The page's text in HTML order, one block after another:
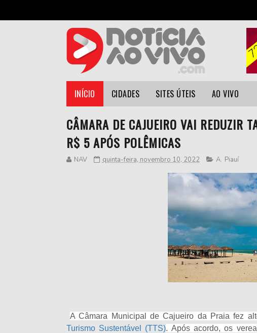
INÍCIO CIDADES SITES ÚTEIS AO VIVO
CÂMARA DE CAJUEIRO VAI REDUZIR
R$ 5 APÓS POLÊMICAS
NAV quinta-feira, novembro 10, 2022 A, Piauí
A Câmara Municipal de Cajueiro da Praia fez
Turismo Sustentável (TTS). Após acordo, os